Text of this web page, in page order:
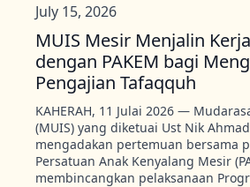
MUIS Mesir Menjalin
dengan PAKEM bagi
Pengajian Tafaqquh
July 15, 2026
KAHERAH, 11 Julai 2026 —
(MUIS) yang diketuai Ust Nik
mengadakan pertemuan bersama
Persatuan Anak Kenyalang Mesir
membincangkan pelaksanaan